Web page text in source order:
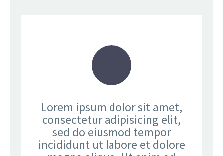
Lorem ipsum dolor sit amet,
consectetur adipisicing elit,
sed do eiusmod tempor
incididunt ut labore et dolore